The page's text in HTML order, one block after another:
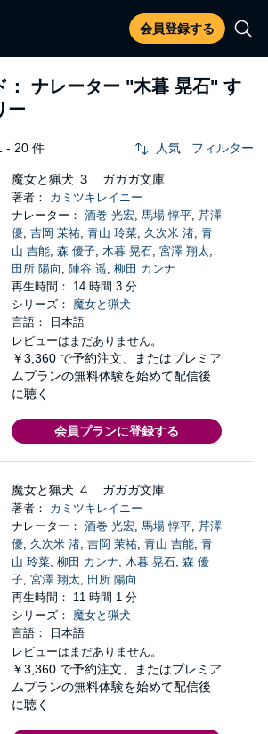
会員登録する
： ナレーター "木暮 晃石" す
ー
- 20 件 人気 フィルター
魔女と猟犬 ３ ガガガ文庫
著者： カミツキレイニー
ナレーター： 酒巻 光宏, 馬場 惇平, 芹澤
優, 吉岡 茉祐, 青山 玲菜, 久次米 渚, 青
山 吉能, 森 優子, 木暮 晃石, 宮澤 翔太,
田所 陽向 , 陣谷 遥, 柳田 カンナ
再生時間： 14 時間 3 分
シリーズ： 魔女と猟犬
言語： 日本語
レビューはまだありません。
￥3,360 で予約注文、またはプレミア
ムプランの無料体験を始めて配信後
に聴く
会員プランに登録する
魔女と猟犬 ４ ガガガ文庫
著者： カミツキレイニー
ナレーター： 酒巻 光宏, 馬場 惇平, 芹澤
優, 久次米 渚, 吉岡 茉祐, 青山 吉能, 青
山 玲菜, 柳田 カンナ, 木暮 晃石, 森 優
子, 宮澤 翔太, 田所 陽向
再生時間： 11 時間 1 分
シリーズ： 魔女と猟犬
言語： 日本語
レビューはまだありません。
￥3,360 で予約注文、またはプレミア
ムプランの無料体験を始めて配信後
に聴く